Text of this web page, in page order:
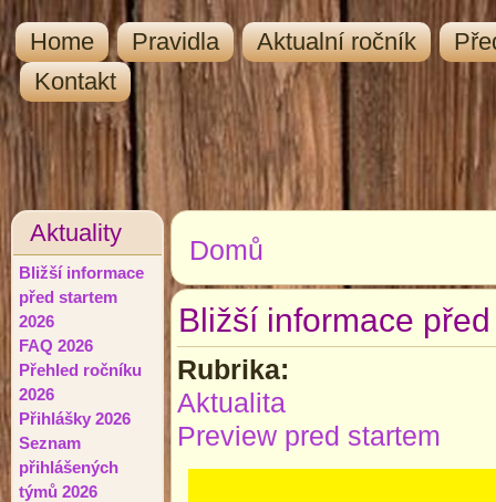
Home Pravidla Aktualní ročník
Kontakt
Aktuality
Bližší informace
před startem
2026
FAQ 2026
Přehled ročníku
2026
Přihlášky 2026
Seznam
přihlášených
týmů 2026
Jste zde
Domů
Bližší informace
Rubrika:
Aktualita
Preview pred startem